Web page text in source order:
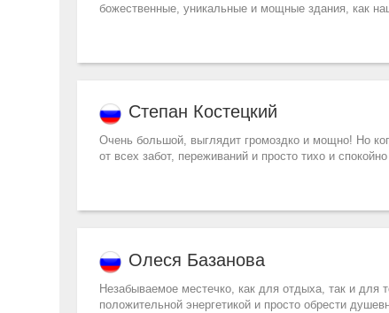
божественные, уникальные и мощные здания, как
Степан Костецкий
Очень большой, выглядит громоздко и мощно! Но
от всех забот, переживаний и просто тихо и
Олеся Базанова
Незабываемое местечко, как для отдыха, так и для
положительной энергетикой и просто обрести